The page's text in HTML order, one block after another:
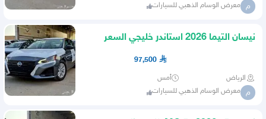
م معرض الوسام الذهبي للسيارات
نيسان التيما 2026 استاندر خليجي السعر
97,500
الرياض أمس
م معرض الوسام الذهبي للسيارات